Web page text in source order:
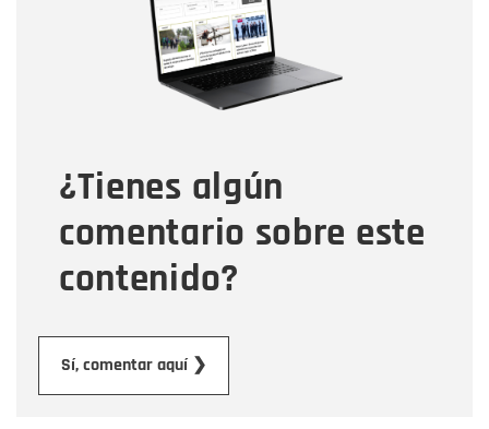
¿Tienes algún
comentario sobre este
contenido?
Sí, comentar aquí ❯
Correo electrónico
Tipo de comentario
Mensaje